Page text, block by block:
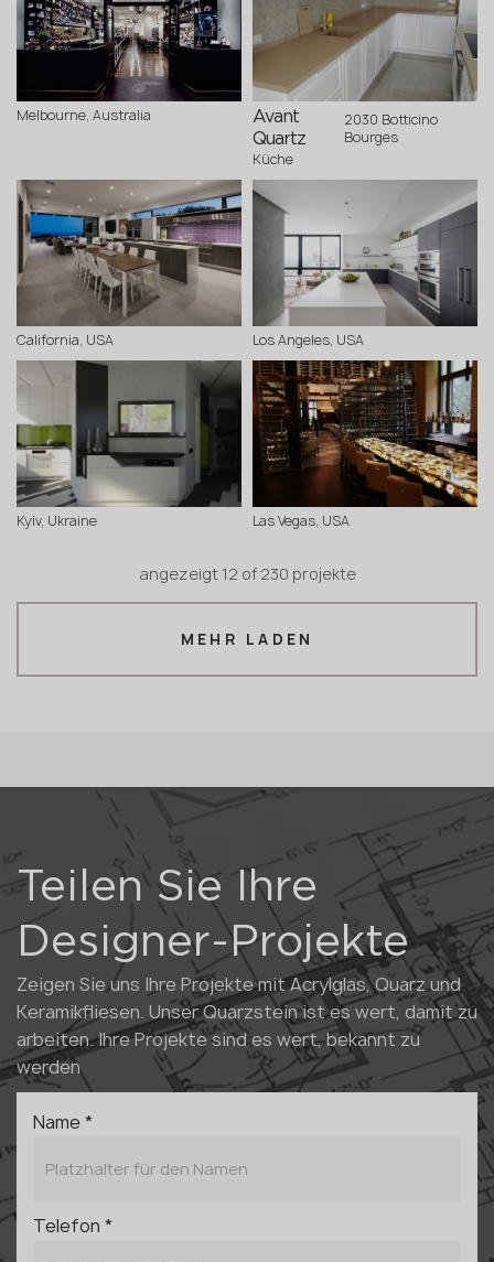
Melbourne, Australia
Avant
Quartz
2030 Botticino
Bourges
Küche
California, USA Los Angeles, USA
Kyiv, Ukraine Las Vegas, USA
angezeigt 12 of230 projekte
MEHR LADEN
Teilen Sie Ihre
Designer-Projekte
Zeigen Sie uns Ihre Projekte mit Acrylglas, Quarz und
Keramikfliesen. Unser Quarzstein ist es wert, damit zu
arbeiten. Ihre Projekte sind es wert, bekannt zu
werden
Name *
Telefon *